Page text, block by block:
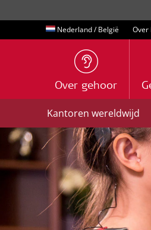
Nederland / België Over
Over gehoor
Kantoren wereldwijd